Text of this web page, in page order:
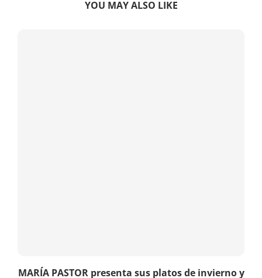
YOU MAY ALSO LIKE
MARÍA PASTOR presenta sus platos de invierno y